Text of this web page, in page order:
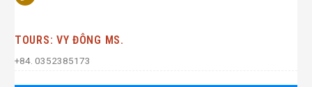
TOURS: VY ĐÔNG MS.
+84. 0352385173